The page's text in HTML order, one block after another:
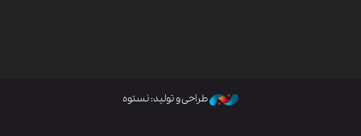
طراحی و تولید: نستوه